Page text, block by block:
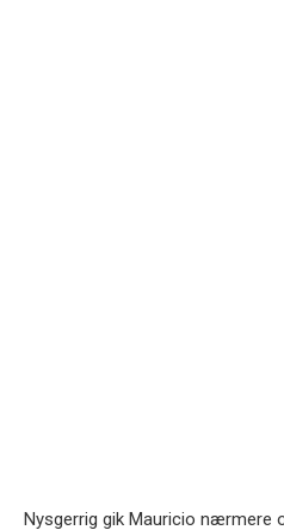
Nysgerrig gik Mauricio nærmere